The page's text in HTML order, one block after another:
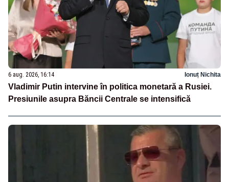
6 aug. 2026, 16:14 Ionuț Nichita
Vladimir Putin intervine în politica monetară a Rusiei.
Presiunile asupra Băncii Centrale se intensifică